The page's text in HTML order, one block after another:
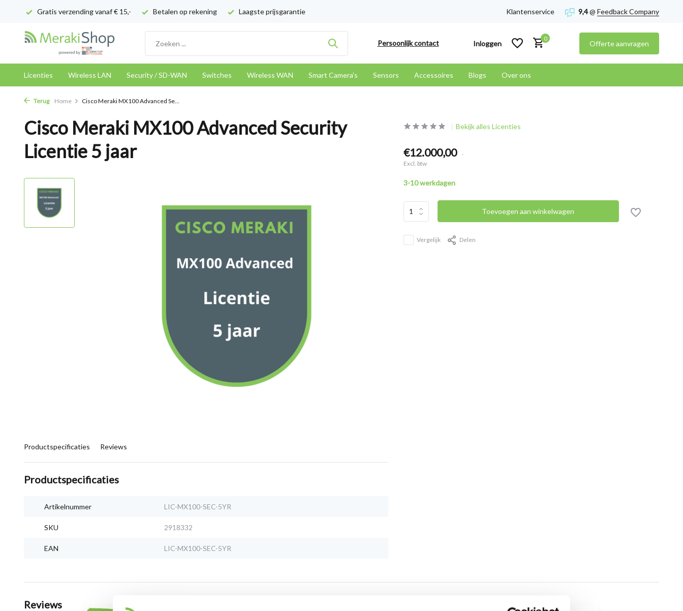
Gratis verzending vanaf € 15,- Betalen op rekening Laagste prijsgarantie Klantenservice 9,4@ Feedback Company
Persoonlijk contact Inloggen
0
Offerte aanvragen
Licenties Wireless LAN Security / SD-WAN Switches Wireless WAN Smart Camera's Sensors Accessoires Blogs Over ons
Terug Home Cisco Meraki MX100 Advanced Se...
Cisco Meraki MX100 Advanced Security
Licentie 5 jaar
Productspecificaties Reviews
Productspecificaties
Artikelnummer LIC-MX100-SEC-5YR
SKU 2918332
EAN LIC-MX100-SEC-5YR
Bekijk alles Licenties
€12.000,00 .
Excl. btw
3-10 werkdagen
Toevoegen aan winkelwagen
Vergelijk Delen
Reviews